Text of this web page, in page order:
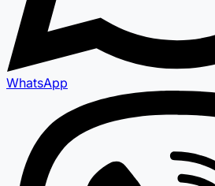
WhatsApp